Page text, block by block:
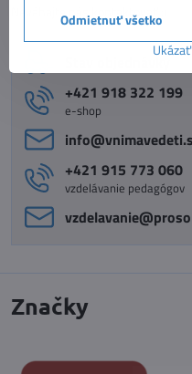
Neváhajte nás kontaktovať :)
Stav objednávky
+421 918 322 199
e-shop
+421 915 773 060
vzdelávanie pedagógov
Značky
Odmietnuť všetko